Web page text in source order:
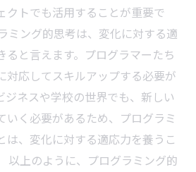
クトでも活用することが重要で
ミング的思考は、変化に対する適
ると言えます。プログラマーたち
対応してスキルアップする必要が
ジネスや学校の世界でも、新しい
いく必要があるため、プログラミ
は、変化に対する適応力を養うこ
以上のように、プログラミング的